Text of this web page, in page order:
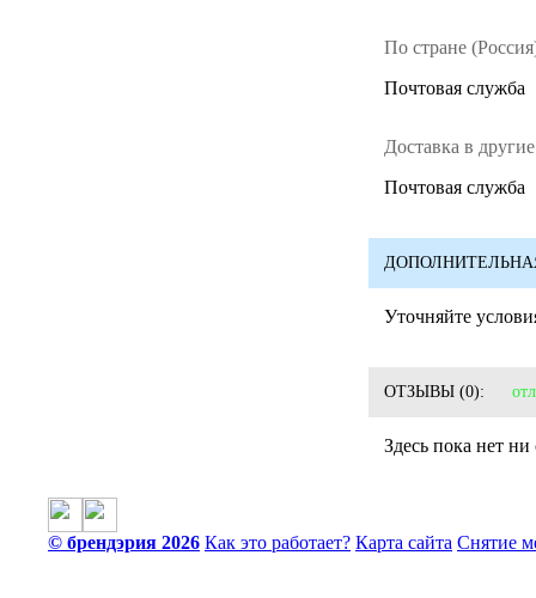
По стране
Почтовая служба
Доставка в
Почтовая служба
Уточняйте
ОТЗЫВЫ (0):
Здесь пока нет
© брендэрия 2026 Как это работает? Карта сайта Снятие